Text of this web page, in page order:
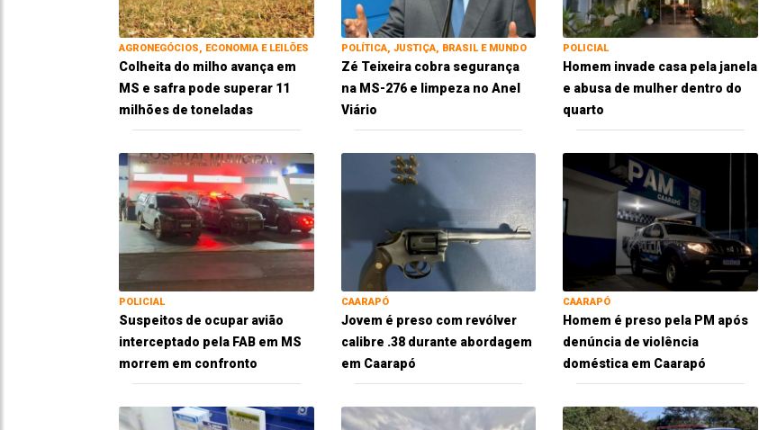
AGRONEGÓCIOS, ECONOMIA E LEILÕES
Colheita do milho avança em
MS e safra pode superar 11
milhões de toneladas
POLÍTICA, JUSTIÇA, BRASIL E MUNDO
Zé Teixeira cobra segurança
na MS-276 e limpeza no Anel
Viário
POLICIAL
Homem invade casa pela janela
e abusa de mulher dentro do
quarto
POLICIAL
Suspeitos de ocupar avião
interceptado pela FAB em MS
morrem em confronto
CAARAPÓ
Jovem é preso com revólver
calibre .38 durante abordagem
em Caarapó
CAARAPÓ
Homem é preso pela PM após
denúncia de violência
doméstica em Caarapó